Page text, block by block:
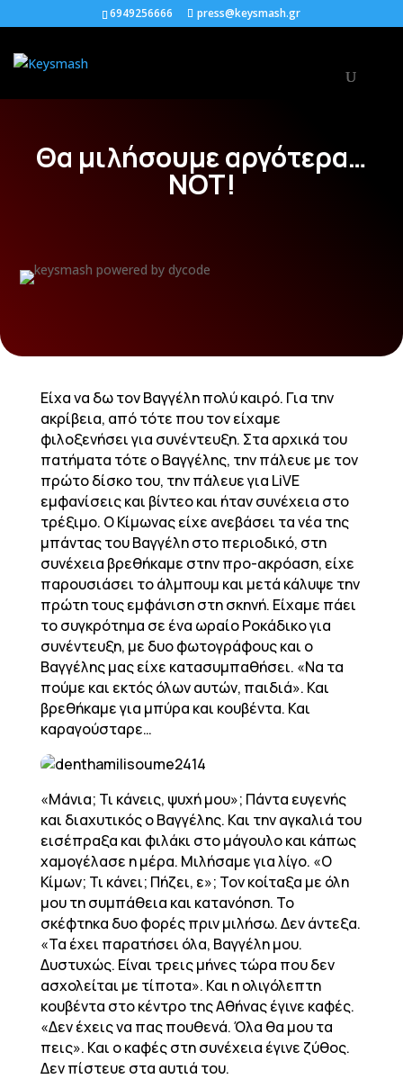
6949256666 press@keysmash.gr
Θα μιλήσουμε αργότερα…
NOT!
Είχα να δω τον Βαγγέλη πολύ καιρό. Για την
ακρίβεια, από τότε που τον είχαμε
φιλοξενήσει για συνέντευξη. Στα αρχικά του
πατήματα τότε ο Βαγγέλης, την πάλευε με τον
πρώτο δίσκο του, την πάλευε για LiVE
εμφανίσεις και βίντεο και ήταν συνέχεια στο
τρέξιμο. O Κίμωνας είχε ανεβάσει τα νέα της
μπάντας του Βαγγέλη στο περιοδικό, στη
συνέχεια βρεθήκαμε στην προ-ακρόαση, είχε
παρουσιάσει το άλμπουμ και μετά κάλυψε την
πρώτη τους εμφάνιση στη σκηνή. Είχαμε πάει
το συγκρότημα σε ένα ωραίο Ροκάδικο για
συνέντευξη, με δυο φωτογράφους και ο
Βαγγέλης μας είχε κατασυμπαθήσει. «Να τα
πούμε και εκτός όλων αυτών, παιδιά». Και
βρεθήκαμε για μπύρα και κουβέντα. Και
καραγούσταρε…
«Μάνια; Τι κάνεις, ψυχή μου»; Πάντα ευγενής
και διαχυτικός ο Βαγγέλης. Και την αγκαλιά του
εισέπραξα και φιλάκι στο μάγουλο και κάπως
χαμογέλασε η μέρα. Μιλήσαμε για λίγο. «Ο
Κίμων; Τι κάνει; Πήζει, ε»; Τον κοίταξα με όλη
μου τη συμπάθεια και κατανόηση. Το
σκέφτηκα δυο φορές πριν μιλήσω. Δεν άντεξα.
«Τα έχει παρατήσει όλα, Βαγγέλη μου.
Δυστυχώς. Είναι τρεις μήνες τώρα που δεν
ασχολείται με τίποτα». Και η ολιγόλεπτη
κουβέντα στο κέντρο της Αθήνας έγινε καφές.
«Δεν έχεις να πας πουθενά. Όλα θα μου τα
πεις». Και ο καφές στη συνέχεια έγινε ζύθος.
Δεν πίστευε στα αυτιά του.